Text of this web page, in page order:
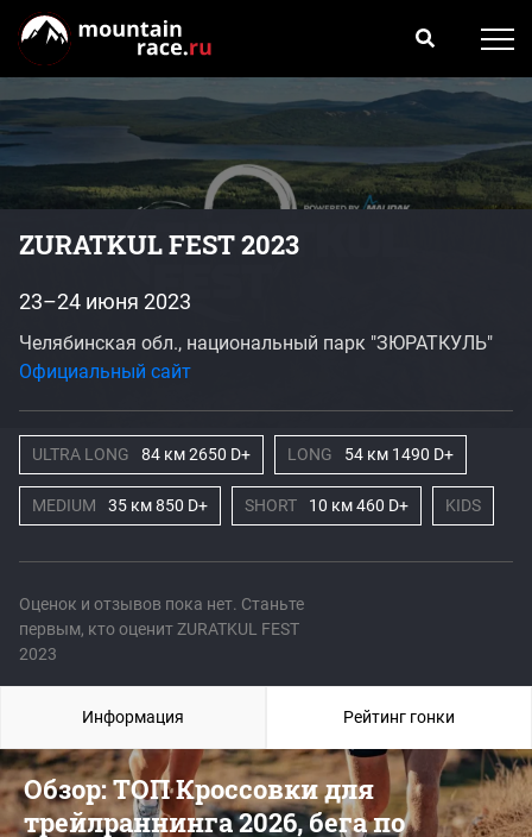
ZURATKUL FEST 2023
Оценок и отзывов пока нет. Станьте
первым, кто оценит ZURATKUL FEST
2023
23–24 июня 2023
Челябинская обл., национальный парк "ЗЮРАТКУЛЬ"
Официальный сайт
ULTRA LONG 84 км 2650 D+ LONG 54 км 1490 D+
MEDIUM 35 км 850 D+ SHORT 10 км 460 D+ KIDS
Обзор: ТОП Кроссовки для
трейлраннинга 2026, бега по
Информация Рейтинг гонки